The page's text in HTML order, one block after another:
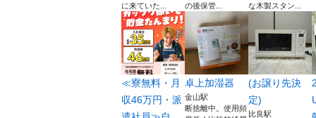
に来ていた...
の後保管...
な木製スタン...
≪寮無料・月
収46万円・派
卓上加湿器
金山駅
断捨離中。使用頻
(お譲り先決
定)
比良駅